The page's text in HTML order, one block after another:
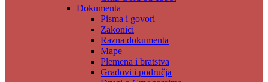
Dokumenta
Pisma i govori
Zakonici
Razna dokumenta
Mape
Plemena i bratstva
Gradovi i područja